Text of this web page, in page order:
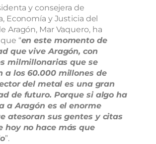
y consejera de
Economía y Justicia del
Aragón, Mar Vaquero, ha
“en este momento de
que vive Aragón, con
milmillonarias que se
a los 60.000 millones de
del metal es una gran
de futuro. Porque si algo ha
a Aragón es el enorme
atesoran sus gentes y citas
hoy no hace más que
”.